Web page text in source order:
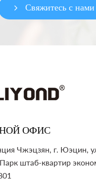
Свяжитесь с нами
ОФИС
Чжэцзян, г. Юэцин,
штаб-квартир